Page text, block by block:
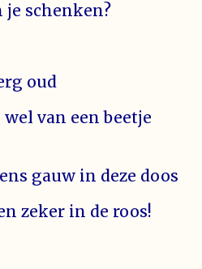
je schenken?
oud
van een beetje
gauw in deze doos
zeker in de roos!